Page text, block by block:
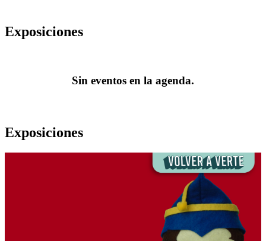
Exposiciones
Sin eventos en la agenda.
Exposiciones